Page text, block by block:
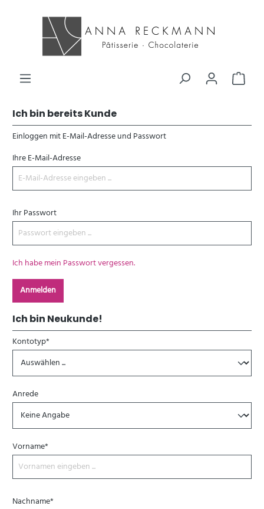
Ich bin bereits Kunde
Einloggen mit E-Mail-Adresse und Passwort
Ihre E-Mail-Adresse
Ihr Passwort
Ich habe mein Passwort vergessen.
Anmelden
Ich bin Neukunde!
Kontotyp*
Anrede
Vorname*
Nachname*